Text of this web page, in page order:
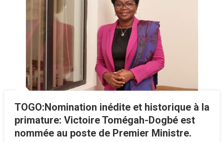
TOGO:Nomination inédite et historique à la
primature: Victoire Tomégah-Dogbé est
nommée au poste de Premier Ministre.